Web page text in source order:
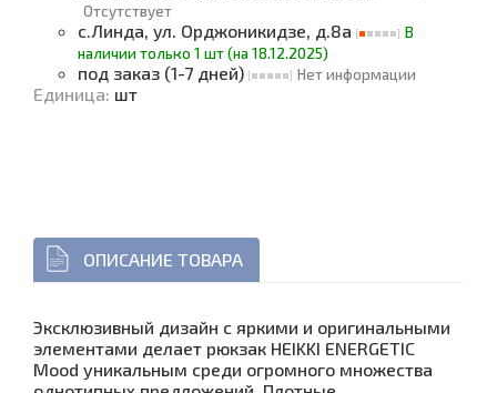
Отсутствует
с.Линда, ул. Орджоникидзе, д.8а
В
наличии только 1 шт (на 18.12.2025)
под заказ (1-7 дней) Нет информации
Единица: шт
ОПИСАНИЕ ТОВАРА
Эксклюзивный дизайн с яркими и оригинальными
элементами делает рюкзак HEIKKI ENERGETIC
Mood уникальным среди огромного множества